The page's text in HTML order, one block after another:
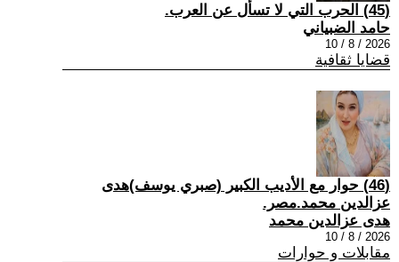
(45) الحرب التي لا تسأل عن العرب.
حامد الضبياني
2026 / 8 / 10
قضايا ثقافية
(46) حوار مع الأديب الكبير (صبري يوسف)هدى
عزالدين محمد.مصر.
هدى عزالدين محمد
2026 / 8 / 10
مقابلات و حوارات